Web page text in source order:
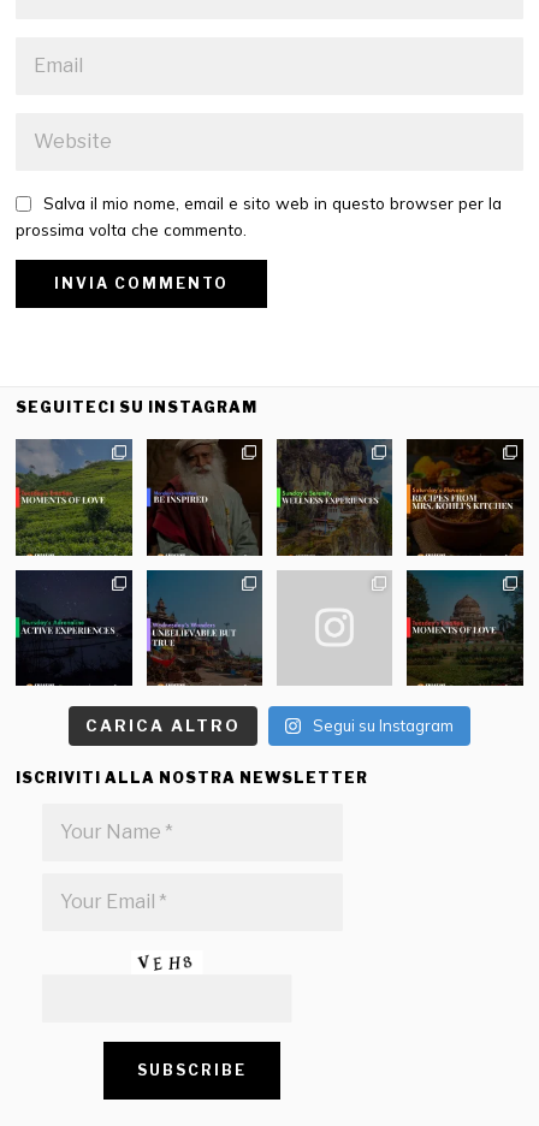
Salva il mio nome, email e sito web in questo browser per la
prossima volta che commento.
SEGUITECI SU INSTAGRAM
CARICA ALTRO Segui su Instagram
ISCRIVITI ALLA NOSTRA NEWSLETTER